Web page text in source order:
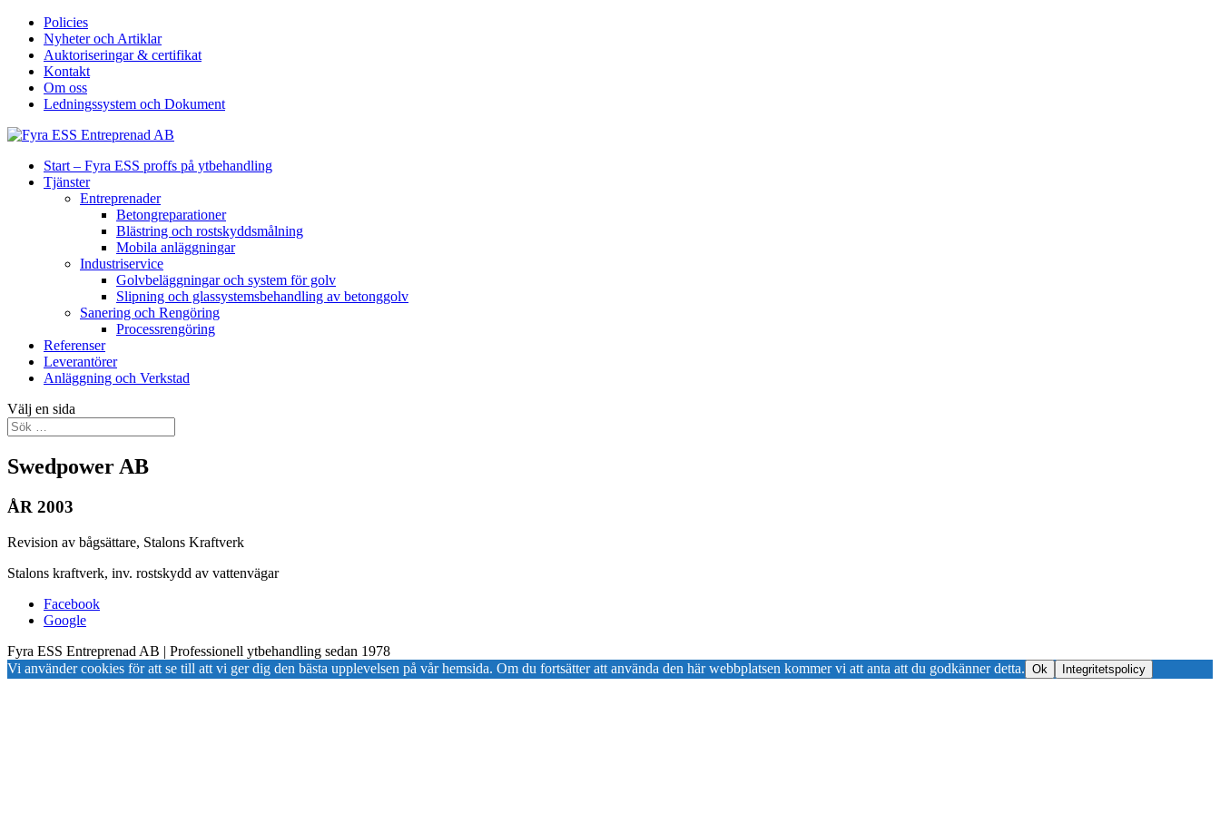
Policies
Nyheter och Artiklar
Auktoriseringar & certifikat
Kontakt
Om oss
Ledningssystem och Dokument
Start – Fyra ESS proffs på ytbehandling
Tjänster
Entreprenader
Betongreparationer
Blästring och rostskyddsmålning
Mobila anläggningar
Industriservice
Golvbeläggningar och system för golv
Slipning och glassystemsbehandling av betonggolv
Sanering och Rengöring
Processrengöring
Referenser
Leverantörer
Anläggning och Verkstad
Välj en sida
Swedpower AB
ÅR 2003
Revision av bågsättare, Stalons Kraftverk
Stalons kraftverk, inv. rostskydd av vattenvägar
Facebook
Google
Fyra ESS Entreprenad AB | Professionell ytbehandling sedan 1978
Vi använder cookies för att se till att vi ger dig den bästa upplevelsen på vår hemsida. Om du fortsätter att använda den här webbplatsen kommer vi att anta att du godkänner detta. Ok Integritetspolicy